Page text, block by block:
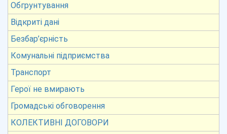
Обгрунтування
Відкриті дані
Безбар’єрність
Комунальні підприємства
Транспорт
Герої не вмирають
Громадські обговорення
КОЛЕКТИВНІ ДОГОВОРИ